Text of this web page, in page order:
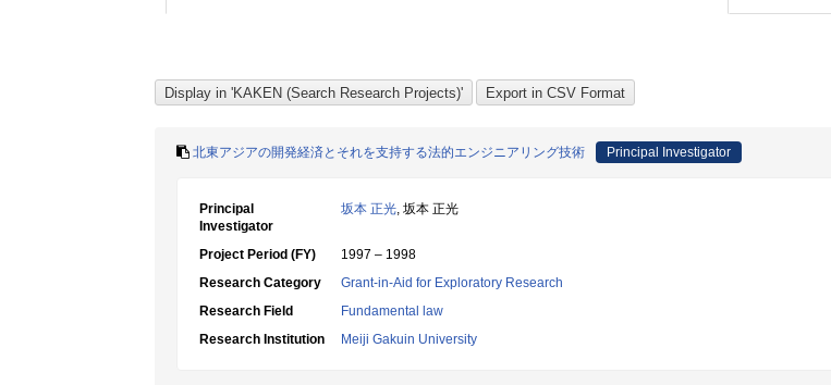
北東アジアの開発経済とそれを支持する法的エンジニアリング技術 Principal Investigator
Principal
Investigator
坂本 正光, 坂本 正光
Project Period (FY)
1997 – 1998
Research Category
Grant-in-Aid for Exploratory Research
Research Field
Fundamental law
Research Institution
Meiji Gakuin University